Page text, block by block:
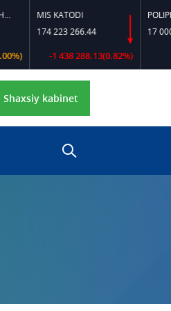
MIS KATODI
174 223 266.44
-1 438 288.13(0.82%)
17 000
Shaxsiy kabinet